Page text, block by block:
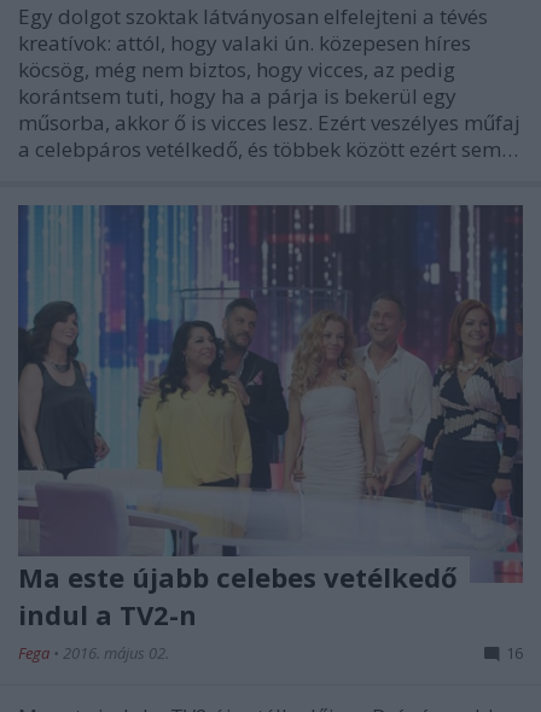
Egy dolgot szoktak látványosan elfelejteni a tévés
kreatívok: attól, hogy valaki ún. közepesen híres
köcsög, még nem biztos, hogy vicces, az pedig
korántsem tuti, hogy ha a párja is bekerül egy
műsorba, akkor ő is vicces lesz. Ezért veszélyes műfaj
a celebpáros vetélkedő, és többek között ezért sem…
Ma este újabb celebes vetélkedő
indul a TV2-n
Fega • 2016. május 02. 16